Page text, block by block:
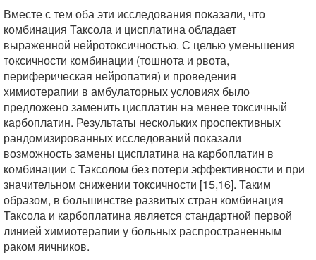
Вместе с тем оба эти исследования показали, что
комбинация Таксола и цисплатина обладает
выраженной нейротоксичностью. С целью уменьшения
токсичности комбинации (тошнота и рвота,
периферическая нейропатия) и проведения
химиотерапии в амбулаторных условиях было
предложено заменить цисплатин на менее токсичный
карбоплатин. Результаты нескольких проспективных
рандомизированных исследований показали
возможность замены цисплатина на карбоплатин в
комбинации с Таксолом без потери эффективности и при
значительном снижении токсичности [15,16]. Таким
образом, в большинстве развитых стран комбинация
Таксола и карбоплатина является стандартной первой
линией химиотерапии у больных распространенным
раком яичников.